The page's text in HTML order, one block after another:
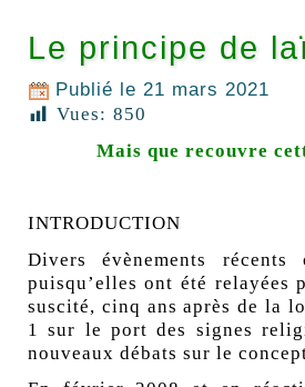
Le principe de
Publié le 21 mars 2021
Vues: 850
Mais que recouvre
INTRODUCTION
Divers évènements
puisqu’elles ont été relayées
suscité, cinq ans après de la
1 sur le port des signes
nouveaux débats sur le